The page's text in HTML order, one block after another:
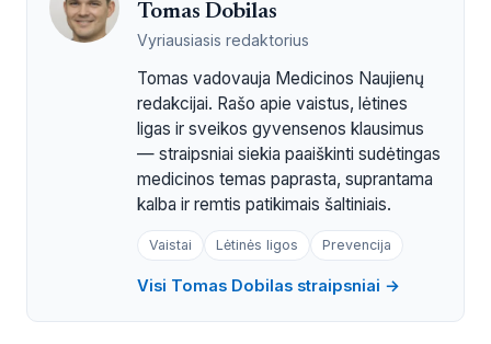
Tomas Dobilas
Vyriausiasis redaktorius
Tomas vadovauja Medicinos Naujienų
redakcijai. Rašo apie vaistus, lėtines
ligas ir sveikos gyvensenos klausimus
— straipsniai siekia paaiškinti sudėtingas
medicinos temas paprasta, suprantama
kalba ir remtis patikimais šaltiniais.
Vaistai Lėtinės ligos Prevencija
Visi Tomas Dobilas straipsniai →